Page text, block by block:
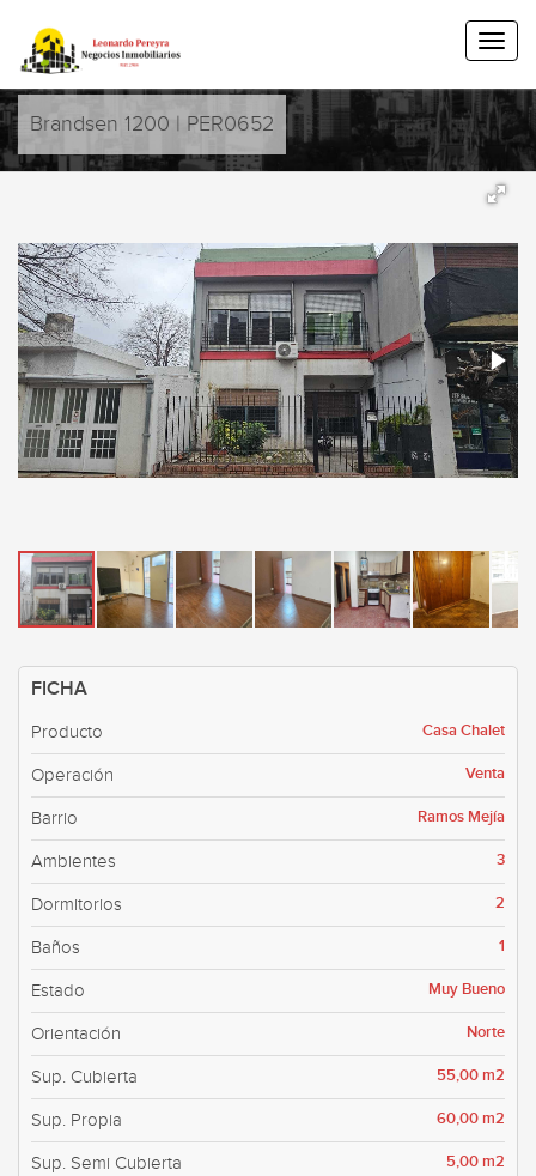
Brandsen 1200 | PER0652
FICHA
Producto Casa Chalet
Operación Venta
Barrio Ramos Mejía
Ambientes 3
Dormitorios 2
Baños 1
Estado Muy Bueno
Orientación Norte
Sup. Cubierta 55,00 m2
Sup. Propia 60,00 m2
Sup. Semi Cubierta 5,00 m2